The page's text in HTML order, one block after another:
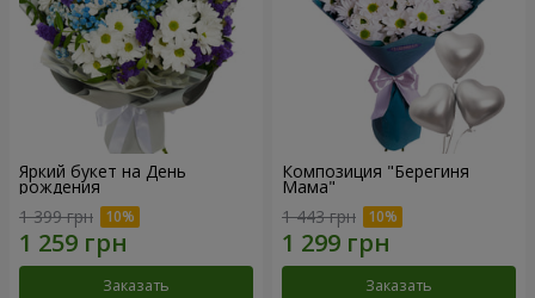
Яркий букет на День
рождения
1 399 грн
Заказать
Композиция "Берегиня
Мама"
1 443 грн
Заказать